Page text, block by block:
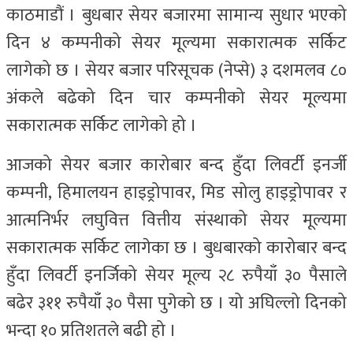
काठमाडौं । बुधबार सेयर बजारमा सामान्य सुधार भएको
दिन ४ कम्पनीको सेयर मूल्यमा सकारात्मक सर्किट
लागेको छ । सेयर बजार परिसूचक (नेप्से) ३ दशमलव ८०
अंकले बढेको दिन चार कम्पनीको सेयर मूल्यमा
सकारात्मक सर्किट लागेको हो ।
आजको सेयर बजार कारोबार बन्द हुँदा लिवर्टी इनर्जी
कम्पनी, हिमालयन हाइड्रोपावर, मिड सोलु हाइड्रोपावर र
आत्मनिर्भर लघुवित्त वित्तीय संस्थाको सेयर मूल्यमा
सकारात्मक सर्किट लागेका छ । बुधबारको कारोबार बन्द
हुँदा लिवर्टी इनर्जिको सेयर मूल्य २८ रुपैयाँ ३० पैसाले
बढेर ३११ रुपैयाँ ३० पैसा पुगेको छ । यो अघिल्लो दिनको
भन्दा १० प्रतिशतले बढी हो ।